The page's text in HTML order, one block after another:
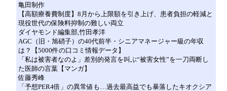
亀田制作
【高額療養費制度】8月から上限額を引き上げ、患者負担の軽減と
現役世代の保険料抑制の難しい両立
ダイヤモンド編集部,竹田孝洋
AGC（旧・旭硝子）の40代前半・シニアマネージャー級の年収
は？【5000件の口コミ情報データ】
「私は被害者なのよ」差別的発言を叫ぶ“被害女性”を一刀両断し
た医師の言葉【マンガ】
佐藤秀峰
「予想PER4倍」の異常値も…過去最高益でも暴落したキオクシア